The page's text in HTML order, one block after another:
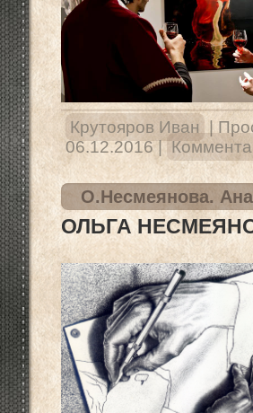
Крутояров Иван
06.12.2016 |
О.Несмеянова.
ОЛЬГА